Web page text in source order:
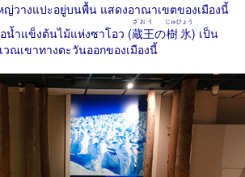
วางแปะอยู่บนพื้น แสดงอาณาเขตของเมืองนี้
น้ำแข็งต้นไม้แห่งซาโอว (蔵王
ざおう
の樹氷
じゅひょう
) เป็น
ณเขาทางตะวันออกของเมืองนี้